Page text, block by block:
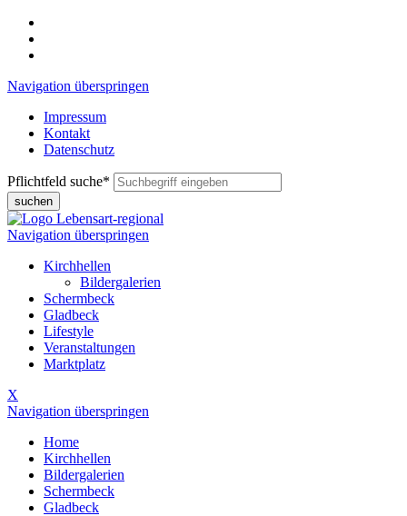
Navigation überspringen
Impressum
Kontakt
Datenschutz
Pflichtfeld suche*
suchen
Navigation überspringen
Kirchhellen
Bildergalerien
Schermbeck
Gladbeck
Lifestyle
Veranstaltungen
Marktplatz
X
Navigation überspringen
Home
Kirchhellen
Bildergalerien
Schermbeck
Gladbeck